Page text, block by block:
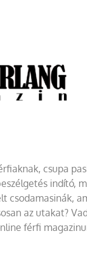
csupa
indító,
csodamasinák,
az utakat?
férfi